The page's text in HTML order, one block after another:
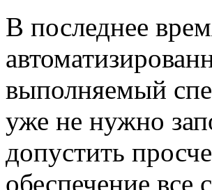
В последнее
выполняемый
уже не нужно
допустить
обеспечение все